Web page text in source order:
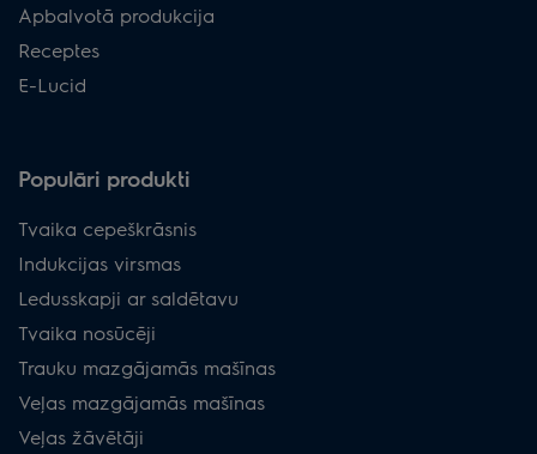
Apbalvotā produkcija
Receptes
E-Lucid
Populāri produkti
Tvaika cepeškrāsnis
Indukcijas virsmas
Ledusskapji ar saldētavu
Tvaika nosūcēji
Trauku mazgājamās mašīnas
Veļas mazgājamās mašīnas
Veļas žāvētāji